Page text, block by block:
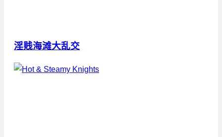
淫贱海滩大乱交